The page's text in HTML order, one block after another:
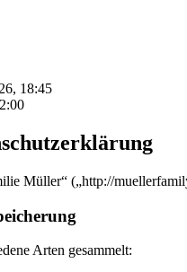
18:45
Müller“ („http://
Arten gesammelt: